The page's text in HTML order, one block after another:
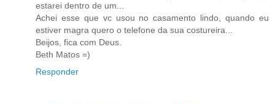
estarei dentro de um...
Achei esse que vc usou no casamento lindo, quando eu
estiver magra quero o telefone da sua costureira...
Beijos, fica com Deus.
Beth Matos =)
Responder